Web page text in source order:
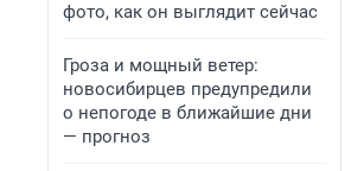
фото, как он выглядит сейчас
Гроза и мощный ветер:
новосибирцев предупредили
о непогоде в ближайшие дни
— прогноз